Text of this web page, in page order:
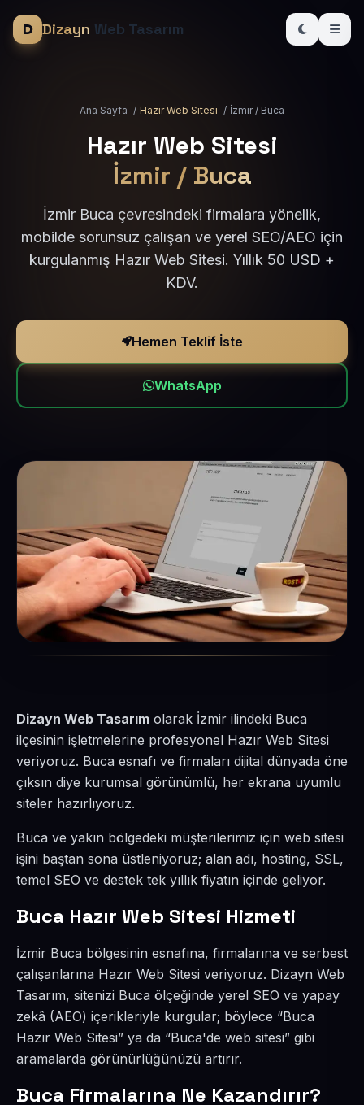
Dizayn Web Tasarım
Ana Sayfa / Hazır Web Sitesi / İzmir / Buca
Hazır Web Sitesi
İzmir / Buca
İzmir Buca çevresindeki firmalara yönelik,
mobilde sorunsuz çalışan ve yerel SEO/AEO için
kurgulanmış Hazır Web Sitesi. Yıllık 50 USD +
KDV.
Hemen Teklif İste
WhatsApp
Dizayn Web Tasarım olarak İzmir ilindeki Buca
ilçesinin işletmelerine profesyonel Hazır Web Sitesi
veriyoruz. Buca esnafı ve firmaları dijital dünyada öne
çıksın diye kurumsal görünümlü, her ekrana uyumlu
siteler hazırlıyoruz.
Buca ve yakın bölgedeki müşterilerimiz için web sitesi
işini baştan sona üstleniyoruz; alan adı, hosting, SSL,
temel SEO ve destek tek yıllık fiyatın içinde geliyor.
Buca Hazır Web Sitesi Hizmeti
İzmir Buca bölgesinin esnafına, firmalarına ve serbest
çalışanlarına Hazır Web Sitesi veriyoruz. Dizayn Web
Tasarım, sitenizi Buca ölçeğinde yerel SEO ve yapay
zekâ (AEO) içerikleriyle kurgular; böylece “Buca
Hazır Web Sitesi” ya da “Buca'de web sitesi” gibi
aramalarda görünürlüğünüzü artırır.
Buca Firmalarına Ne Kazandırır?